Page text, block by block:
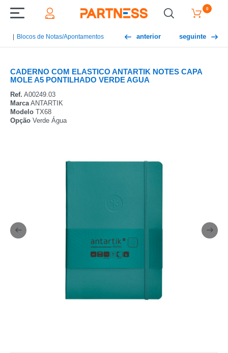
0
Blocos de Notas/Apontamentos anterior seguinte
CADERNO COM ELASTICO ANTARTIK NOTES CAPA
MOLE A5 PONTILHADO VERDE AGUA
Ref. A00249.03
MarcaANTARTIK
Modelo TX68
Opção Verde Água